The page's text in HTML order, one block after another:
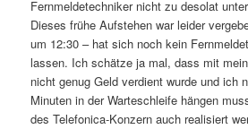
Fernmeldetechniker nicht zu desolat
Dieses frühe Aufstehen war leider
um 12:30 – hat sich noch kein
lassen. Ich schätze ja mal, dass mit
nicht genug Geld verdient wurde und ich
Minuten in der Warteschleife hängen
des Telefonica-Konzern auch realisiert